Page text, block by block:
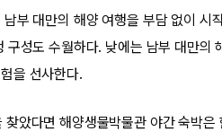
부 대만의 해양 여행을 부담 없이 시
구성도 수월하다. 낮에는 남부 대만의
을 선사한다.
찾았다면 해양생물박물관 야간 숙박